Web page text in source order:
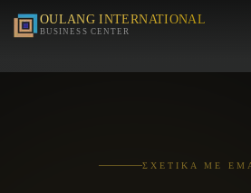
OULANG INTERNATIONAL
BUSINESS CENTER
ΣΧΕΤΙΚΆ ΜΕ